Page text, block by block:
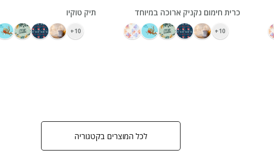
כרית חימום נקניק ארוכה במיוחד
10+
תיק טוקיו
10+
לכל המוצרים בקטגוריה